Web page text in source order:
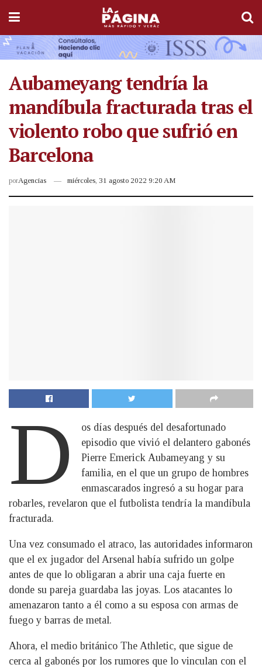
Aubameyang tendría la
mandíbula fracturada tras el
violento robo que sufrió en
Barcelona
porAgencias miércoles, 31 agosto 2022 9:20 AM
D
os días después del desafortunado
episodio que vivió el delantero gabonés
Pierre Emerick Aubameyang y su
familia, en el que un grupo de hombres
enmascarados ingresó a su hogar para
robarles, revelaron que el futbolista tendría la mandíbula
fracturada.
Una vez consumado el atraco, las autoridades informaron
que el ex jugador del Arsenal había sufrido un golpe
antes de que lo obligaran a abrir una caja fuerte en
donde su pareja guardaba las joyas. Los atacantes lo
amenazaron tanto a él como a su esposa con armas de
fuego y barras de metal.
Ahora, el medio británico The Athletic, que sigue de
cerca al gabonés por los rumores que lo vinculan con el